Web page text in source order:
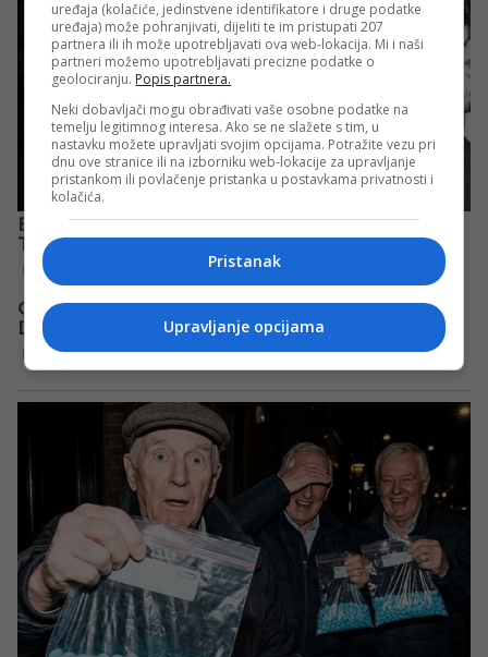
uređaja (kolačiće, jedinstvene identifikatore i druge podatke
uređaja) može pohranjivati, dijeliti te im pristupati 207
partnera ili ih može upotrebljavati ova web-lokacija. Mi i naši
partneri možemo upotrebljavati precizne podatke o
geolociranju. Popis partnera.
Neki dobavljači mogu obrađivati vaše osobne podatke na
temelju legitimnog interesa. Ako se ne slažete s tim, u
nastavku možete upravljati svojim opcijama. Potražite vezu pri
dnu ove stranice ili na izborniku web-lokacije za upravljanje
pristankom ili povlačenje pristanka u postavkama privatnosti i
kolačića.
Pristanak
Upravljanje opcijama